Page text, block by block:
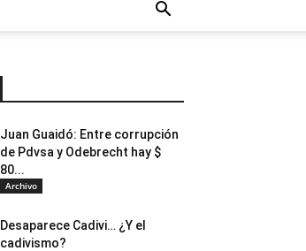
Juan Guaidó: Entre corrupción
de Pdvsa y Odebrecht hay $
80...
Archivo
Desaparece Cadivi… ¿Y el
cadivismo?